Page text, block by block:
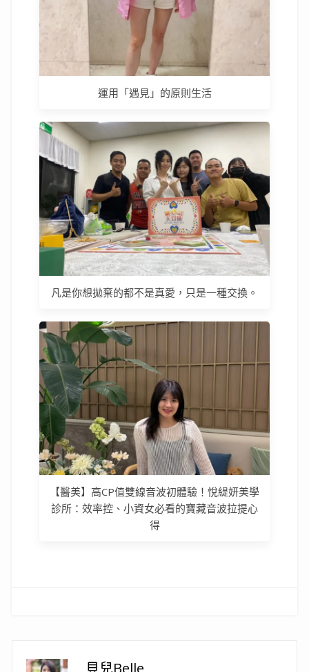
運用「遇見」的原則生活
凡是你想拋棄的都不是真愛，只是一種交換。
【醫美】高CP值雙線音波初體驗！悅緹妍美學
診所：效率控、小資女必看的寶藏音波拉提心
得